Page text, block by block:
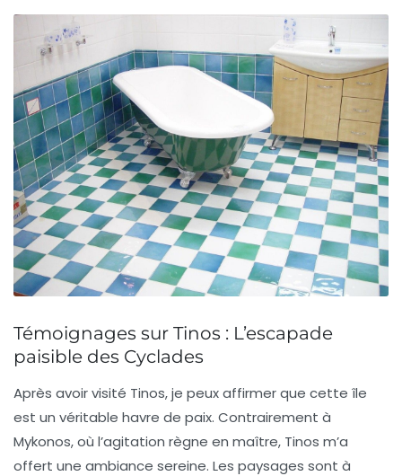
Témoignages sur Tinos : L’escapade
paisible des Cyclades
Après avoir visité Tinos, je peux affirmer que cette île
est un véritable havre de paix. Contrairement à
Mykonos, où l’agitation règne en maître, Tinos m’a
offert une ambiance sereine. Les paysages sont à